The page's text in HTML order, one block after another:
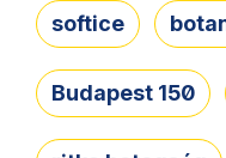
softice
Budapest 150